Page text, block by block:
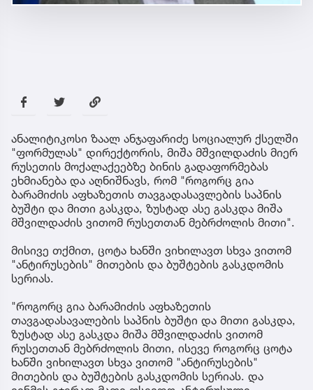
ანალიტიკოსი ზაალ ანჯაფარიძე სოციალურ ქსელში
"ფორმულას" დირექტორის, მიშა მშვილდაძის მიერ
რუსეთის მოქალაქეებზე ბინის გადაფორმებას
ეხმიანება და აღნიშნავს, რომ "როგორც გია
ბარამიძის აფხაზეთის თავგადასავლების საპნის
ბუშტი და მითი გასკდა, ზუსტად ასე გასკდა მიშა
მშვილდაძის ვითომ რუსეთთან მებრძოლის მითი".
მისივე თქმით, ცოტა ხანში ვიხილავთ სხვა ვითომ
"ანტირუსების" მითების და ბუშტების გასკდომის
სერიას.
"როგორც გია ბარამიძის აფხაზეთის
თავგადასავალების საპნის ბუშტი და მითი გასკდა,
ზუსტად ასე გასკდა მიშა მშვილდაძის ვითომ
რუსეთთან მებრძოლის მითი, ისევე როგორც ცოტა
ხანში ვიხილავთ სხვა ვითომ "ანტირუსების"
მითების და ბუშტების გასკდომის სერიას. და